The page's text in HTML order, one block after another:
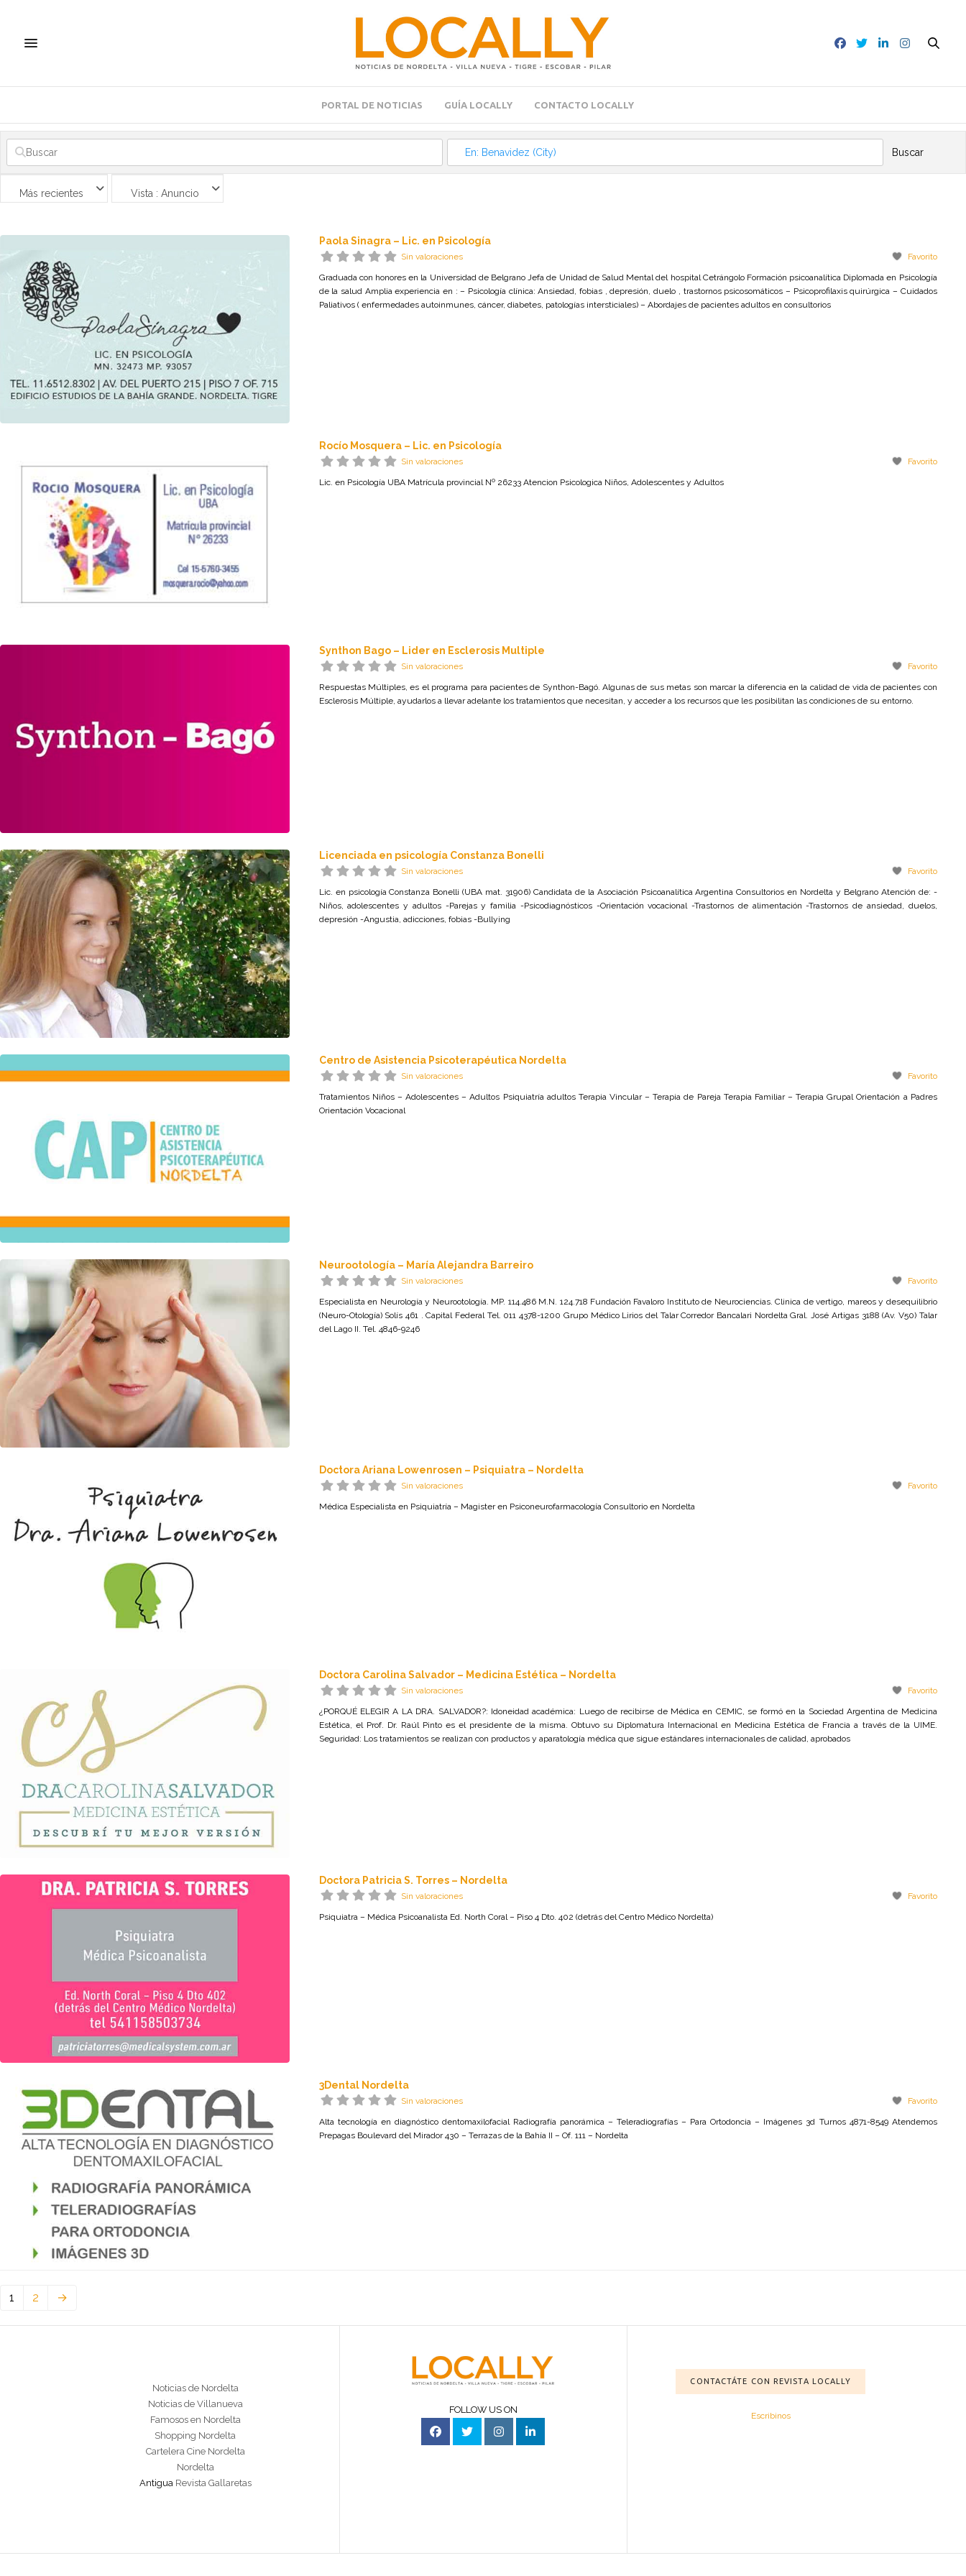
PORTAL DE NOTICIAS GUÍA LOCALLY CONTACTO LOCALLY
Buscar
Más recientes Vista : Anuncio
Paola Sinagra – Lic. en Psicología
Sin valoraciones Favorito
Graduada con honores en la Universidad de Belgrano Jefa de Unidad de Salud Mental del hospital Cetrángolo Formación psicoanalítica Diplomada en Psicología
de la salud Amplia experiencia en : – Psicología clínica: Ansiedad, fobias , depresión, duelo , trastornos psicosomáticos – Psicoprofilaxis quirúrgica – Cuidados
Paliativos ( enfermedades autoinmunes, cáncer, diabetes, patologías intersticiales) – Abordajes de pacientes adultos en consultorios
Rocío Mosquera – Lic. en Psicología
Sin valoraciones Favorito
Lic. en Psicología UBA Matrícula provincial Nº 26233 Atencion Psicologica Niños, Adolescentes y Adultos
Synthon Bago – Lider en Esclerosis Multiple
Sin valoraciones Favorito
Respuestas Múltiples, es el programa para pacientes de Synthon-Bagó. Algunas de sus metas son marcar la diferencia en la calidad de vida de pacientes con
Esclerosis Múltiple, ayudarlos a llevar adelante los tratamientos que necesitan, y acceder a los recursos que les posibilitan las condiciones de su entorno.
Licenciada en psicología Constanza Bonelli
Sin valoraciones Favorito
Lic. en psicología Constanza Bonelli (UBA mat. 31906) Candidata de la Asociación Psicoanalítica Argentina Consultorios en Nordelta y Belgrano Atención de: -
Niños, adolescentes y adultos -Parejas y familia -Psicodiagnósticos -Orientación vocacional -Trastornos de alimentación -Trastornos de ansiedad, duelos,
depresión -Angustia, adicciones, fobias -Bullying
Centro de Asistencia Psicoterapéutica Nordelta
Sin valoraciones Favorito
Tratamientos Niños – Adolescentes – Adultos Psiquiatría adultos Terapia Vincular – Terapia de Pareja Terapia Familiar – Terapia Grupal Orientación a Padres
Orientación Vocacional
Neurootología – María Alejandra Barreiro
Sin valoraciones Favorito
Especialista en Neurología y Neurootología. MP. 114.486 M.N. 124.718 Fundación Favaloro Instituto de Neurociencias. Clinica de vertigo, mareos y desequilibrio
(Neuro-Otología) Solís 461 . Capital Federal Tel. 011 4378-1200 Grupo Médico Lirios del Talar Corredor Bancalari Nordelta Gral. José Artigas 3188 (Av. V50) Talar
del Lago II. Tel. 4846-9246
Doctora Ariana Lowenrosen – Psiquiatra – Nordelta
Sin valoraciones Favorito
Médica Especialista en Psiquiatría – Magister en Psiconeurofarmacología Consultorio en Nordelta
Doctora Carolina Salvador – Medicina Estética – Nordelta
Sin valoraciones Favorito
¿PORQUÉ ELEGIR A LA DRA. SALVADOR?: Idoneidad académica: Luego de recibirse de Médica en CEMIC, se formó en la Sociedad Argentina de Medicina
Estética, el Prof. Dr. Raúl Pinto es el presidente de la misma. Obtuvo su Diplomatura Internacional en Medicina Estética de Francia a través de la UIME.
Seguridad: Los tratamientos se realizan con productos y aparatología médica que sigue estándares internacionales de calidad, aprobados
Doctora Patricia S. Torres – Nordelta
Sin valoraciones Favorito
Psiquiatra – Médica Psicoanalista Ed. North Coral – Piso 4 Dto. 402 (detrás del Centro Médico Nordelta)
3Dental Nordelta
Sin valoraciones Favorito
Alta tecnología en diagnóstico dentomaxilofacial Radiografía panorámica – Teleradiografías – Para Ortodoncia – Imágenes 3d Turnos 4871-8549 Atendemos
Prepagas Boulevard del Mirador 430 – Terrazas de la Bahía II – Of. 111 – Nordelta
1 2 →
Noticias de Nordelta
Noticias de Villanueva
Famosos en Nordelta
Shopping Nordelta
Cartelera Cine Nordelta
Nordelta
Antigua Revista Gallaretas
FOLLOW US ON
CONTACTÁTE CON REVISTA LOCALLY
Escribinos